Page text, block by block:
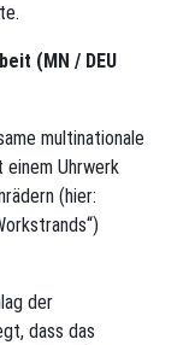
(MN / DEU
multinationale
Uhrwerk
(hier:
der
dass das